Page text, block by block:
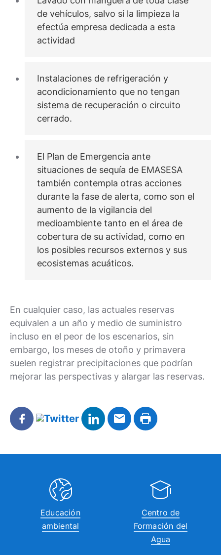
de vehículos, salvo si la limpieza la
efectúa empresa dedicada a esta
actividad
Instalaciones de refrigeración y
acondicionamiento que no tengan
sistema de recuperación o circuito
cerrado.
El Plan de Emergencia ante
situaciones de sequía de EMASESA
también contempla otras acciones
durante la fase de alerta, como son el
aumento de la vigilancia del
medioambiente tanto en el área de
cobertura de su actividad, como en
los posibles recursos externos y sus
ecosistemas acuáticos.
En cualquier caso, las actuales reservas
equivalen a un año y medio de suministro
incluso en el peor de los escenarios, sin
embargo, los meses de otoño y primavera
suelen registrar precipitaciones que podrían
mejorar las perspectivas y alargar las reservas.
Educación
ambiental
Centro de
Formación del
Agua